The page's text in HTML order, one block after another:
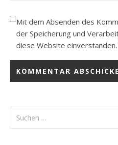
Mit dem Absenden des
der Speicherung und
diese Website einverstanden.